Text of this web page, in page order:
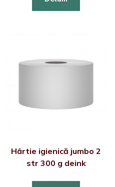
Hârtie igienică jumbo 2
str 300 g deink